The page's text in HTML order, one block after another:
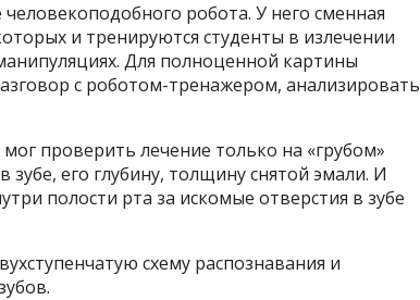
робота. У него сменная
и тренируются студенты в излечении
Для полноценной картины
с роботом-тренажером, анализировать
проверить лечение только на «грубом»
его глубину, толщину снятой эмали. И
полости рта за искомые отверстия в зубе
схему распознавания и